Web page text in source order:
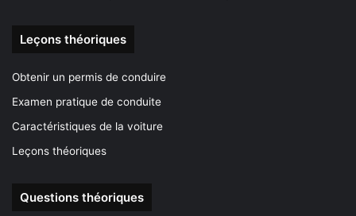
Leçons théoriques
Obtenir un permis de conduire
Examen pratique de conduite
Caractéristiques de la voiture
Leçons théoriques
Questions théoriques